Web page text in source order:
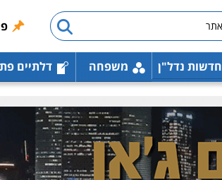
חדשות נדל"ן משפחה דלתיים